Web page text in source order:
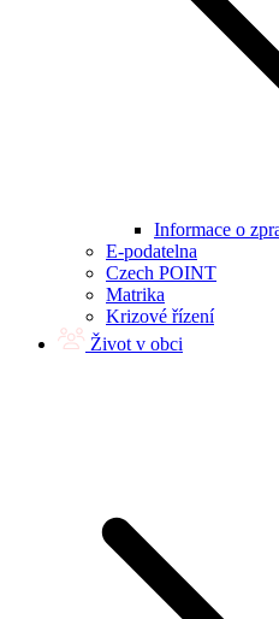
Informace o
E-podatelna
Czech POINT
Matrika
Krizové řízení
Život v obci